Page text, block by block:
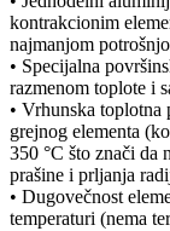
kontrakcionim
najmanjom
• Specijalna
razmenom toplote i
• Vrhunska
grejnog elementa
350 °C što znači da
prašine i prljanja
• Dugovečnost
temperaturi (nema